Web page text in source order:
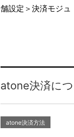
舗設定＞決済モジュ
atone決済に
atone決済方法